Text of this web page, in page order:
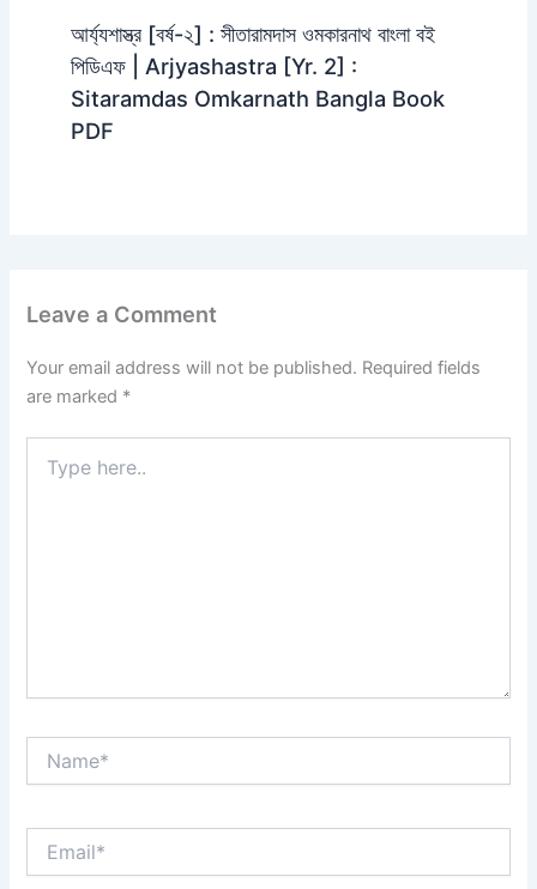
আর্য্যশাস্ত্র [বর্ষ-২] : সীতারামদাস ওমকারনাথ বাংলা বই
পিডিএফ | Arjyashastra [Yr. 2] :
Sitaramdas Omkarnath Bangla Book
PDF
Leave a Comment
Your email address will not be published. Required fields
are marked *
here..